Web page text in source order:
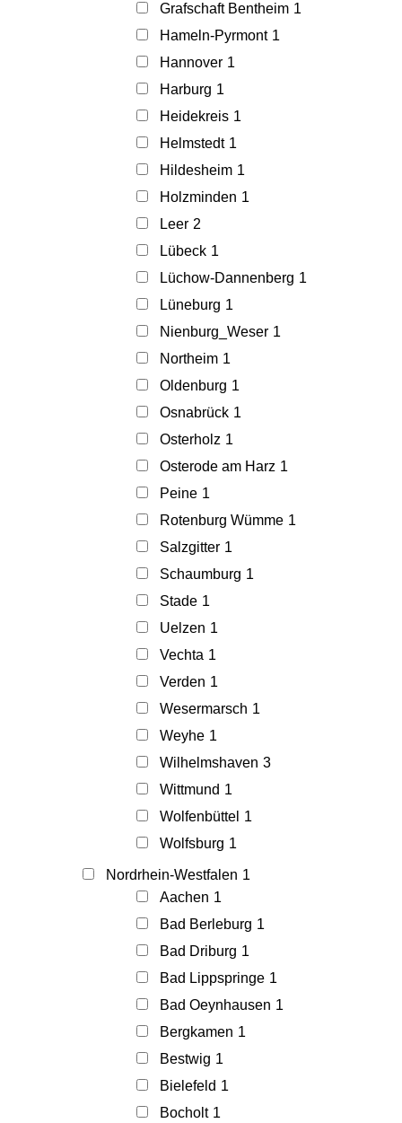
Grafschaft Bentheim 1
Hameln-Pyrmont 1
Hannover 1
Harburg 1
Heidekreis 1
Helmstedt 1
Hildesheim 1
Holzminden 1
Leer 2
Lübeck 1
Lüchow-Dannenberg 1
Lüneburg 1
Nienburg_Weser 1
Northeim 1
Oldenburg 1
Osnabrück 1
Osterholz 1
Osterode am Harz 1
Peine 1
Rotenburg Wümme 1
Salzgitter 1
Schaumburg 1
Stade 1
Uelzen 1
Vechta 1
Verden 1
Wesermarsch 1
Weyhe 1
Wilhelmshaven 3
Wittmund 1
Wolfenbüttel 1
Wolfsburg 1
Nordrhein-Westfalen 1
Aachen 1
Bad Berleburg 1
Bad Driburg 1
Bad Lippspringe 1
Bad Oeynhausen 1
Bergkamen 1
Bestwig 1
Bielefeld 1
Bocholt 1